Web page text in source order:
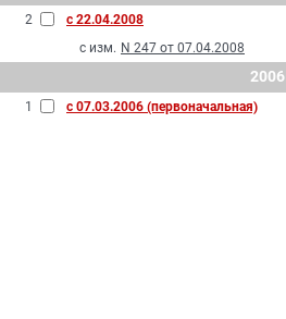
2
с 22.04.2008
с изм. N 247 от 07.04.2008
2006
1 с 07.03.2006 (первоначальная)